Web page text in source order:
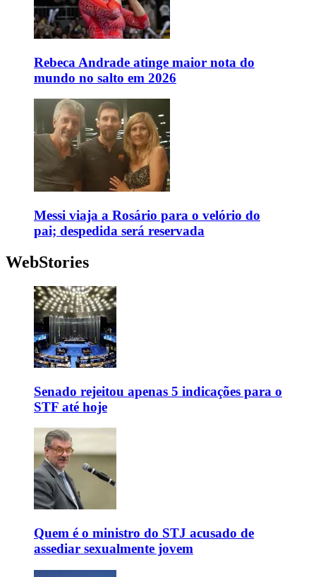
Rebeca Andrade atinge maior nota do
mundo no salto em 2026
Messi viaja a Rosário para o velório do
pai; despedida será reservada
WebStories
Senado rejeitou apenas 5 indicações para o
STF até hoje
Quem é o ministro do STJ acusado de
assediar sexualmente jovem